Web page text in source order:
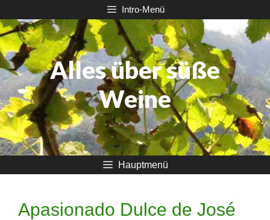
Inhalt
springen
Intro-Menü
Alles über süße
Weine
Hauptmenü
Apasionado Dulce de José